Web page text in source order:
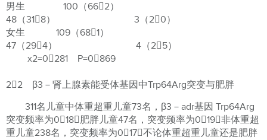
男生 100（662）
48（318） 3（20）
女生 109（681）
47（294） 4（25）
x2=0281 P=0869
22 β3－肾上腺素能受体基因中Trp64Arg突变与肥胖
311名儿童中体重超重儿童73名，β3－adr基因 Trp64Arg
突变频率为018，肥胖儿童47名，突变频率为019，非体重超
重儿童238名，突变频率为017，不论体重超重儿童还是肥胖